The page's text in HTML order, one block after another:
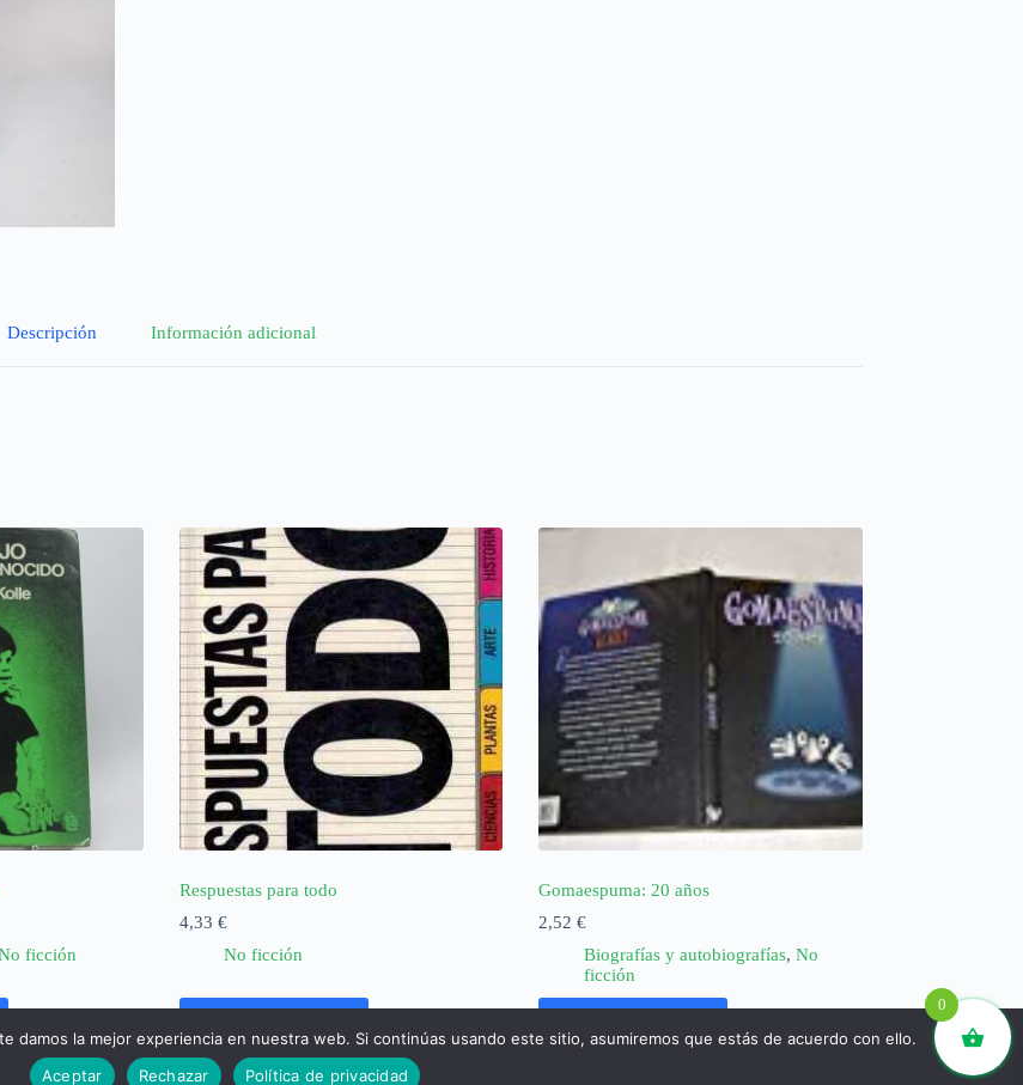
Descripción Información adicional
ficción
Respuestas para todo
4,33 €
No ficción
Gomaespuma: 20 años
2,52€
Biografías y autobiografías, No
ficción
0
damos la mejor experiencia en nuestra web. Si continúas usando este sitio, asumiremos que estás de acuerdo con ello.
Aceptar
Rechazar Política de privacidad